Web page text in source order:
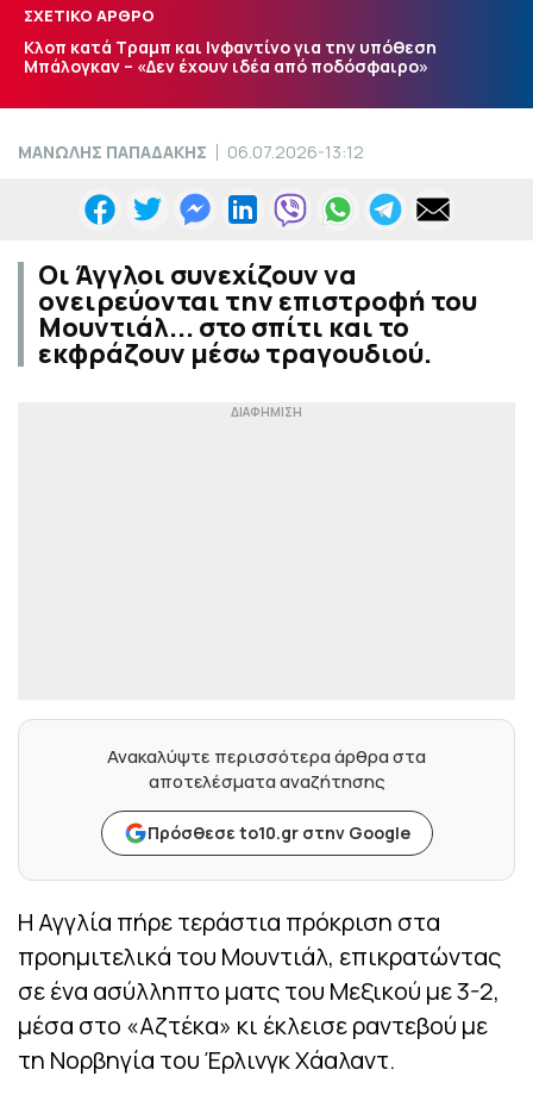
ΣΧΕΤΙΚΟ ΑΡΘΡΟ
Κλοπ κατά Τραμπ και Ινφαντίνο για την υπόθεση
Μπάλογκαν – «Δεν έχουν ιδέα από ποδόσφαιρο»
ΜΑΝΩΛΗΣ ΠΑΠΑΔΑΚΗΣ 06.07.2026-13:12
Οι Άγγλοι συνεχίζουν να
ονειρεύονται την επιστροφή του
Μουντιάλ... στο σπίτι και το
εκφράζουν μέσω τραγουδιού.
Ανακαλύψτε περισσότερα άρθρα στα
αποτελέσματα αναζήτησης
Πρόσθεσε to10.gr στην Google
Η Αγγλία πήρε τεράστια πρόκριση στα
προημιτελικά του Μουντιάλ, επικρατώντας
σε ένα ασύλληπτο ματς του Μεξικού με 3-2,
μέσα στο «Αζτέκα» κι έκλεισε ραντεβού με
τη Νορβηγία του Έρλινγκ Χάαλαντ.